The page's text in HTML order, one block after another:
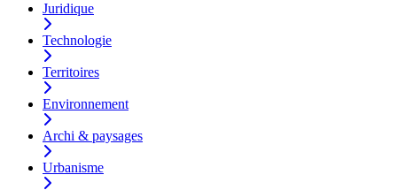
Juridique
Technologie
Territoires
Environnement
Archi & paysages
Urbanisme